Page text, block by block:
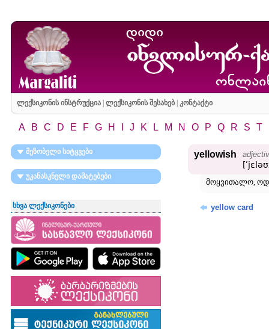
ლექსიკონის ინსტრუქცია| ლექსიკონის შესახებ| კონტაქტი
A B C D E F G H J K L M N O P Q R S T
მეზობელი სიტყვები
უკანასკნელი დამატებები
სხვა ლექსიკონები
yellowish
მოყვითალო,
yellow card